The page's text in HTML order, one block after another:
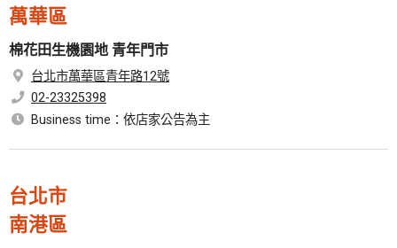
萬華區
棉花田生機園地 青年門市
台北市萬華區青年路12號
02-23325398
Business time：依店家公告為主
台北市
南港區